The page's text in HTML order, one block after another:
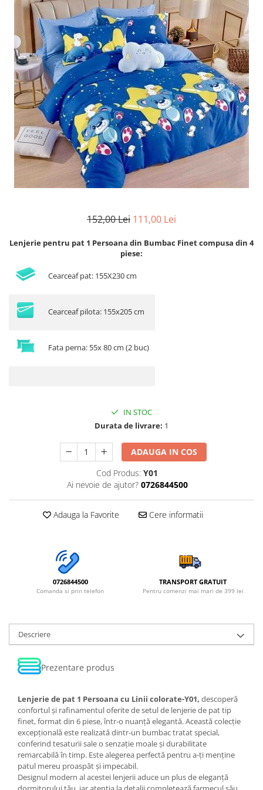
Lenjerii Creponate
Lenjerii de finet Iprimate Digital
Lenjerii de pat Bumbac 100%
Lenjerii de pat Finet + 2 Draperii
Lenjerii de pat Saten 4 piese cu
elastic
152,00 Lei 111,00 Lei
Lenjerie pentru pat 1 Persoana din Bumbac Finet compusa din 4
piese:
Cearceaf pat: 155X230 cm
Cearceaf pilota: 155x205 cm
Fata perna: 55x 80 cm (2 buc)
IN STOC
Durata de livrare: 1
ADAUGA IN COS
Cod Produs: Y01
Ai nevoie de ajutor? 0726844500
Adauga la Favorite Cere informatii
0726844500
Comanda si prin telefon
TRANSPORT GRATUIT
Pentru comenzi mai mari de 399 lei
Descriere
Prezentare produs
Lenjerie de pat 1 Persoana cu Linii colorate-Y01, descoperă
confortul și rafinamentul oferite de setul de lenjerie de pat tip
finet, format din 6 piese, într-o nuanță elegantă. Această colecție
excepțională este realizată dintr-un bumbac tratat special,
conferind tesaturii sale o senzație moale și durabilitate
remarcabilă în timp. Este alegerea perfectă pentru a-ți menține
patul mereu proaspăt și impecabil.
Designul modern al acestei lenjerii aduce un plus de eleganță